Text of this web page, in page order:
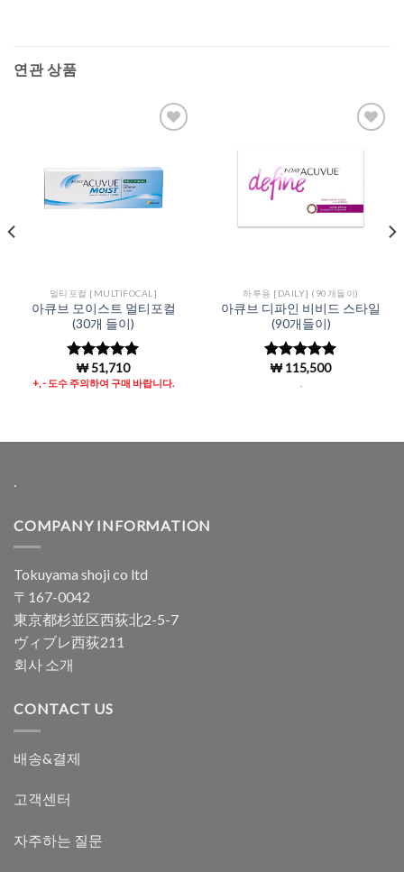
연관 상품
멀티포컬 [MULTIFOCAL]
아큐브 모이스트 멀티포컬
(30개 들이)
5 중에서
4.99로 평
₩51,710
+, - 도수 주의하여 구매 바랍니다.
하루용 [DAILY] (90개들이)
아큐브 디파인 비비드 스타일
(90개들이)
5 중에서
로 평
₩115,500
COMPANY INFORMATION
Tokuyama shoji co ltd
〒167-0042
東京都杉並区西荻北2-5-7
ヴィブレ西荻211
회사 소개
CONTACT US
배송&결제
고객센터
자주하는 질문